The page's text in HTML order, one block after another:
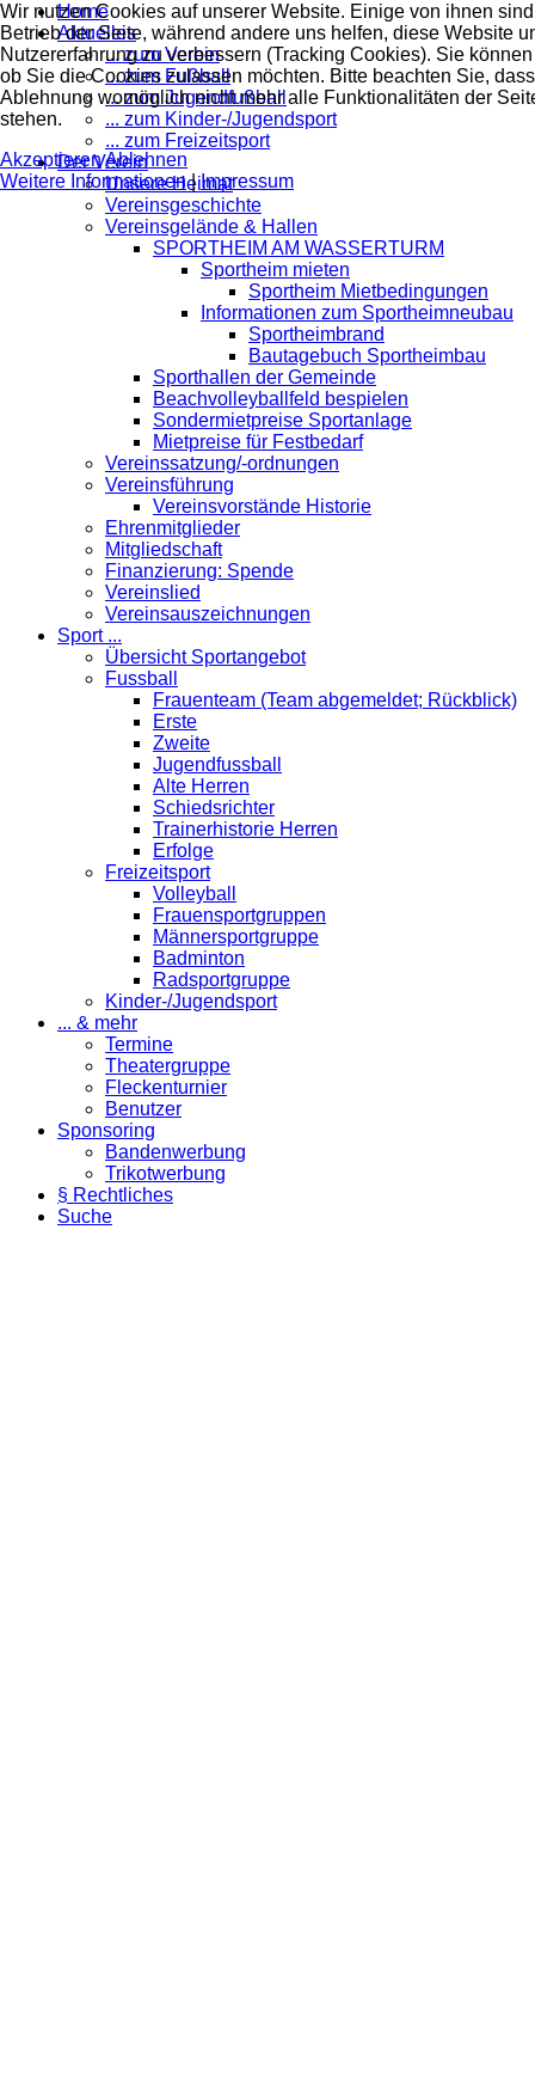
Home
Aktuelles
... zum Verein
... zum Fußball
... zum Jugendfußball
... zum Kinder-/Jugendsport
... zum Freizeitsport
Der Verein
Unsere Heimat
Vereinsgeschichte
Vereinsgelände & Hallen
SPORTHEIM AM WASSERTURM
Sportheim mieten
Sportheim Mietbedingungen
Informationen zum Sportheimneubau
Sportheimbrand
Bautagebuch Sportheimbau
Sporthallen der Gemeinde
Beachvolleyballfeld bespielen
Sondermietpreise Sportanlage
Mietpreise für Festbedarf
Vereinssatzung/-ordnungen
Vereinsführung
Vereinsvorstände Historie
Ehrenmitglieder
Mitgliedschaft
Finanzierung: Spende
Vereinslied
Vereinsauszeichnungen
Sport ...
Übersicht Sportangebot
Fussball
Frauenteam (Team abgemeldet; Rückblick)
Erste
Zweite
Jugendfussball
Alte Herren
Schiedsrichter
Trainerhistorie Herren
Erfolge
Freizeitsport
Volleyball
Frauensportgruppen
Männersportgruppe
Badminton
Radsportgruppe
Kinder-/Jugendsport
... & mehr
Termine
Theatergruppe
Fleckenturnier
Benutzer
Sponsoring
Bandenwerbung
Trikotwerbung
§ Rechtliches
Suche
Wir nutzen Cookies auf unserer Website. Einige von ihnen
Betrieb der Seite, während andere uns helfen, diese Website
Nutzererfahrung zu verbessern (Tracking Cookies). Sie
ob Sie die Cookies zulassen möchten. Bitte beachten Sie,
Ablehnung womöglich nicht mehr alle Funktionalitäten der
stehen.
AkzeptierenAblehnen
Weitere Informationen|Impressum